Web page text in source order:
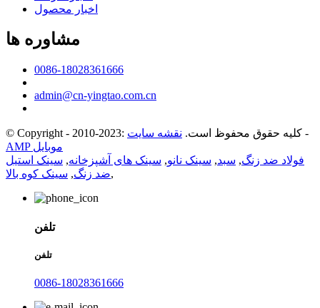
اخبار محصول
مشاوره ها
0086-18028361666
admin@cn-yingtao.com.cn
© Copyright - 2010-2023: کلیه حقوق محفوظ است. نقشه سایت
-
AMP موبایل
فولاد ضد زنگ, سبد, سینک نانو, سینک های آشپزخانه, سینک استیل
ضد زنگ, سینک کوه بالا ,
تلفن
تلفن
0086-18028361666